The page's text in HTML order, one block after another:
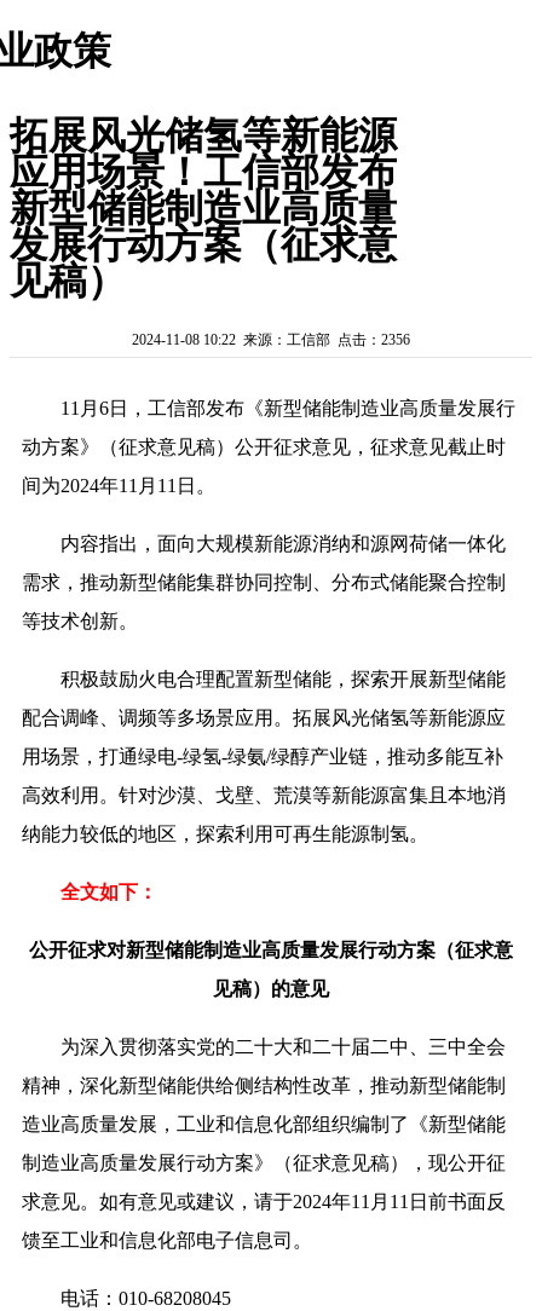
政策
拓展风光储氢等新能源
应用场景！工信部发布
新型储能制造业高质量
发展行动方案（征求意
见稿）
2024-11-08 10:22 来源：工信部 点击：2356
11月6日，工信部发布《新型储能制造业高质量发展行
动方案》（征求意见稿）公开征求意见，征求意见截止时
间为2024年11月11日。
内容指出，面向大规模新能源消纳和源网荷储一体化
需求，推动新型储能集群协同控制、分布式储能聚合控制
等技术创新。
积极鼓励火电合理配置新型储能，探索开展新型储能
配合调峰、调频等多场景应用。拓展风光储氢等新能源应
用场景，打通绿电-绿氢-绿氨/绿醇产业链，推动多能互补
高效利用。针对沙漠、戈壁、荒漠等新能源富集且本地消
纳能力较低的地区，探索利用可再生能源制氢。
全文如下：
公开征求对新型储能制造业高质量发展行动方案（征求意
见稿）的意见
为深入贯彻落实党的二十大和二十届二中、三中全会
精神，深化新型储能供给侧结构性改革，推动新型储能制
造业高质量发展，工业和信息化部组织编制了《新型储能
制造业高质量发展行动方案》（征求意见稿），现公开征
求意见。如有意见或建议，请于2024年11月11日前书面反
馈至工业和信息化部电子信息司。
电话：010-68208045